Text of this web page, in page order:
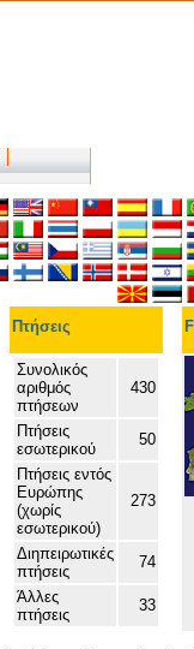
Πτήσεις
Συνολικός
αριθμός
πτήσεων
430
Πτήσεις
εσωτερικού
50
Πτήσεις εντός
Ευρώπης
(χωρίς
εσωτερικού)
273
Διηπειρωτικές
πτήσεις
74
Άλλες
πτήσεις
33